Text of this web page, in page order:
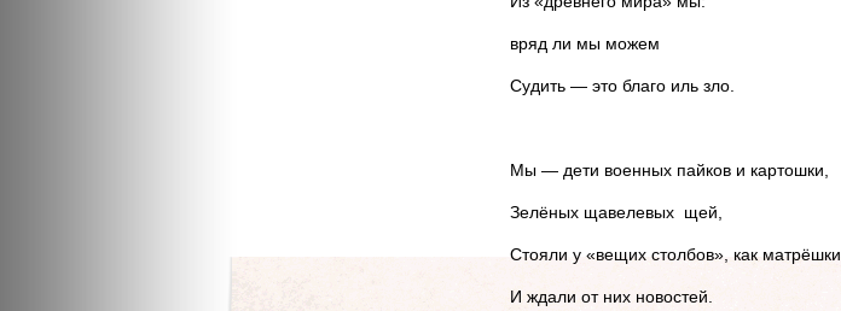
вряд ли мы можем
Судить — это благо иль зло.
Мы — дети военных пайков и картошки,
Зелёных щавелевых щей,
Стояли у «вещих столбов», как матрёшки,
И ждали от них новостей.